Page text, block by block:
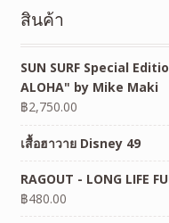
สินค้า
SUN SURF Special
ALOHA" by Mike Maki
฿2,750.00
เสื้อฮาวาย Disney 49
RAGOUT - LONG LIFE
฿480.00